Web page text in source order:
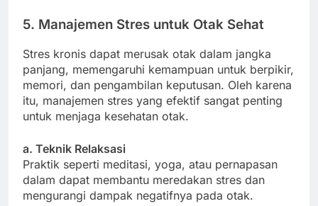
5. Manajemen Stres untuk Otak Sehat
Stres kronis dapat merusak otak dalam jangka
panjang, memengaruhi kemampuan untuk berpikir,
memori, dan pengambilan keputusan. Oleh karena
itu, manajemen stres yang efektif sangat penting
untuk menjaga kesehatan otak.
a. Teknik Relaksasi
Praktik seperti meditasi, yoga, atau pernapasan
dalam dapat membantu meredakan stres dan
mengurangi dampak negatifnya pada otak.